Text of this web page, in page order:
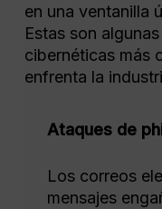
en una ventanilla
Estas son
cibernéticas más
enfrenta la
Ataques de
Los correos
mensajes